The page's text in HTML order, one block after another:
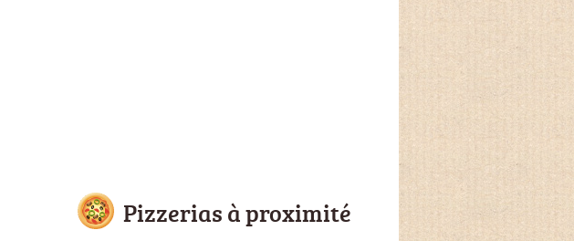
Pizzerias à proximité